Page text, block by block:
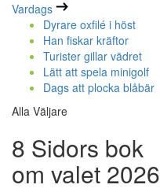
Vardags
Dyrare oxfilé i höst
Han fiskar kräftor
Turister gillar vädret
Lätt att spela minigolf
Dags att plocka blåbär
Alla Väljare
8 Sidors bok
om valet 2026